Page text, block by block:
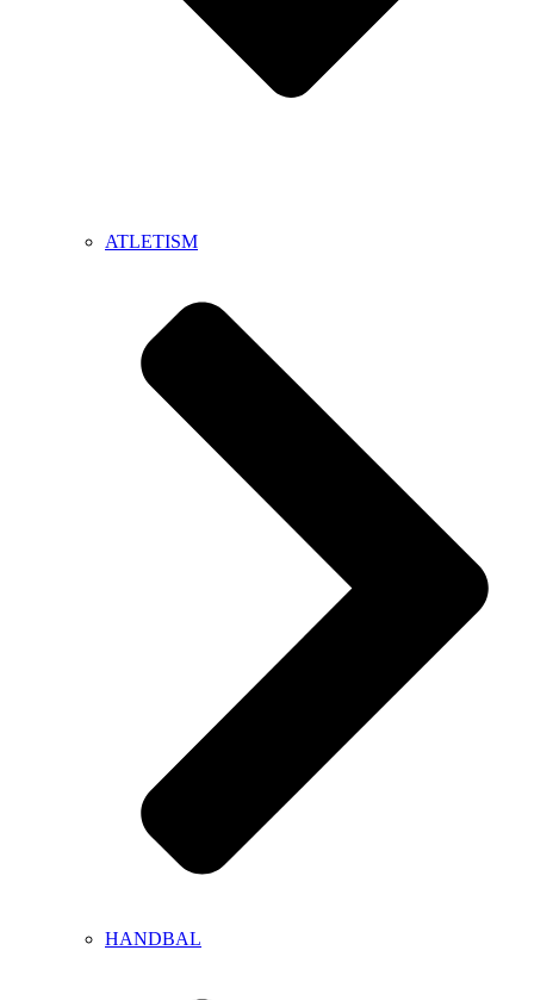
ATLETISM
HANDBAL